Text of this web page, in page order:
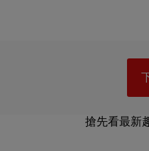
搶先看最新